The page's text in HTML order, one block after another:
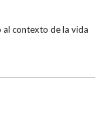
contexto de la vida